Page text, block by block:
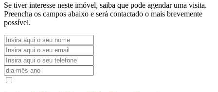
Se tiver interesse neste imóvel, saiba que pode agendar uma visita.
Preencha os campos abaixo e será contactado o mais brevemente
possível.